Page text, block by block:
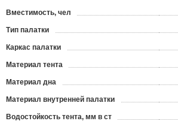
Вместимость, чел
Тип палатки
Каркас палатки
Материал тента
Материал дна
Материал внутренней палатки
Водостойкость тента, мм в ст